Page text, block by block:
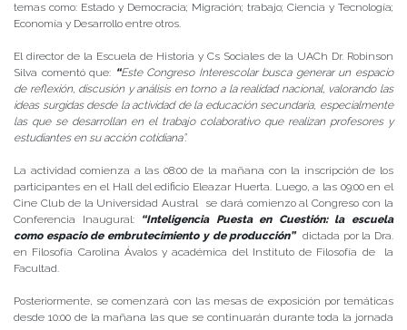
temas como: Estado y Democracia; Migración; trabajo; Ciencia y Tecnología;
Economía y Desarrollo entre otros.
El director de la Escuela de Historia y Cs Sociales de la UACh Dr. Robinson
Silva comentó que: “Este Congreso Interescolar busca generar un espacio
de reflexión, discusión y análisis en torno a la realidad nacional, valorando las
ideas surgidas desde la actividad de la educación secundaria, especialmente
las que se desarrollan en el trabajo colaborativo que realizan profesores y
estudiantes en su acción cotidiana”.
La actividad comienza a las 08:00 de la mañana con la inscripción de los
participantes en el Hall del edificio Eleazar Huerta. Luego, a las 09:00 en el
Cine Club de la Universidad Austral se dará comienzo al Congreso con la
Conferencia Inaugural:
“Inteligencia Puesta en Cuestión: la escuela
como espacio de embrutecimiento y de producción”dictada por la Dra.
en Filosofía Carolina Ávalos y académica del Instituto de Filosofía de la
Facultad.
Posteriormente, se comenzará con las mesas de exposición por temáticas
desde 10:00 de la mañana las que se continuarán durante toda la jornada